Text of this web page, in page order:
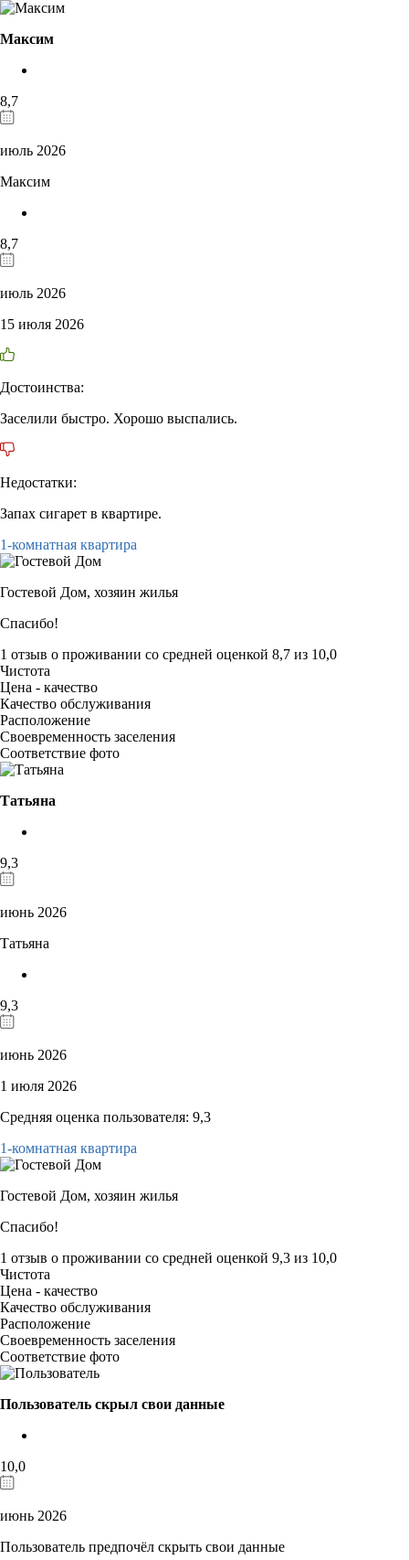
Максим
8,7
июль 2026
Максим
8,7
июль 2026
15 июля 2026
Достоинства:
Заселили быстро. Хорошо выспались.
Недостатки:
Запах сигарет в квартире.
1-комнатная квартира
Гостевой Дом, хозяин жилья
Спасибо!
1 отзыв о проживании со средней оценкой 8,7 из 10,0
Чистота
Цена - качество
Качество обслуживания
Расположение
Своевременность заселения
Соответствие фото
Татьяна
9,3
июнь 2026
Татьяна
9,3
июнь 2026
1 июля 2026
Средняя оценка пользователя: 9,3
1-комнатная квартира
Гостевой Дом, хозяин жилья
Спасибо!
1 отзыв о проживании со средней оценкой 9,3 из 10,0
Чистота
Цена - качество
Качество обслуживания
Расположение
Своевременность заселения
Соответствие фото
Пользователь скрыл свои данные
10,0
июнь 2026
Пользователь предпочёл скрыть свои данные